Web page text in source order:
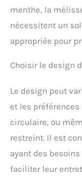
menthe, la
nécessitent un
appropriée pour
Choisir le design
Le design peut
et les
circulaire, ou
restreint. Il est
ayant des
faciliter leur